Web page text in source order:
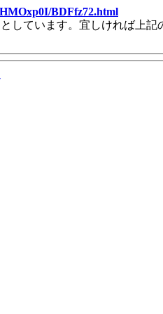
BDFfz72.html
しています。宜しければ上